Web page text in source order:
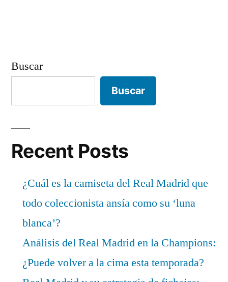
Buscar
Buscar
Recent Posts
¿Cuál es la camiseta del Real Madrid que
todo coleccionista ansía como su ‘luna
blanca’?
Análisis del Real Madrid en la Champions:
¿Puede volver a la cima esta temporada?